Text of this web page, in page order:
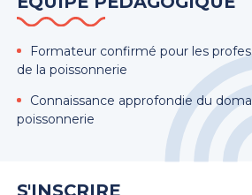
Formateur confirmé pour les
de la poissonnerie
Connaissance approfondie du
poissonnerie
S'INSCRIRE